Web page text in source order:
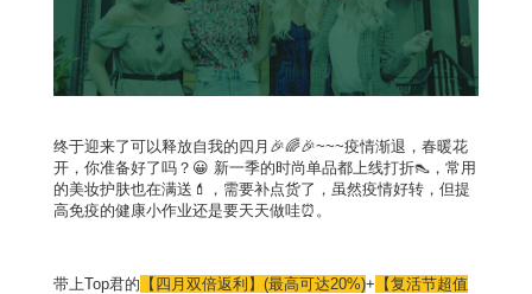
终于迎来了可以释放自我的四月🎉🌈🎉~~~疫情渐退，春暖花
开，你准备好了吗？😀 新一季的时尚单品都上线打折👠，常用
的美妆护肤也在满送💄，需要补点货了，虽然疫情好转，但提
高免疫的健康小作业还是要天天做哇⏰。
带上Top君的 【四月双倍返利】(最高可达20%)+ 【复活节超值